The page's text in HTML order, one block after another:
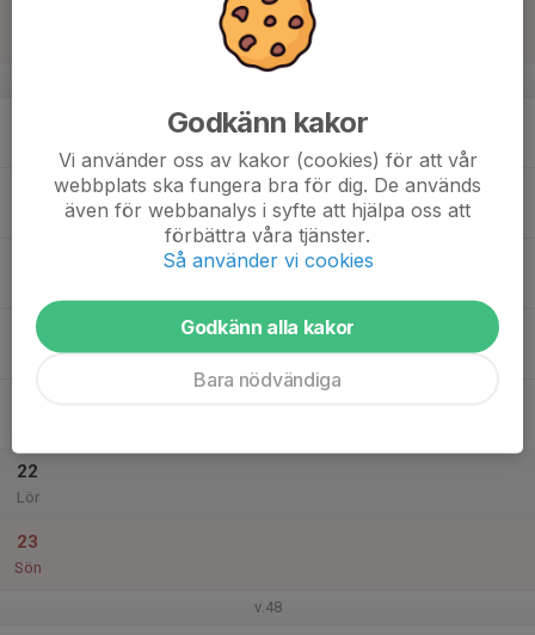
20
22
Lör
23
Sön
v.48
Godkänn kakor
Vi använder oss av kakor (cookies) för att vår
webbplats ska fungera bra för dig. De används
även för webbanalys i syfte att hjälpa oss att
förbättra våra tjänster.
Så använder vi cookies
Godkänn alla kakor
Bara nödvändiga